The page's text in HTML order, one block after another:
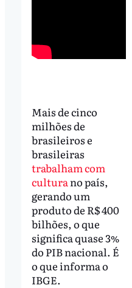
Mais de cinco
milhões de
brasileiros e
brasileiras
trabalham com
cultura no país,
gerando um
produto de R$ 400
bilhões, o que
significa quase 3%
do PIB nacional. É
o que informa o
IBGE.